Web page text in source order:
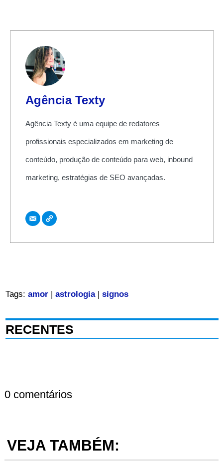
Agência Texty
Agência Texty é uma equipe de redatores
profissionais especializados em marketing de
conteúdo, produção de conteúdo para web, inbound
marketing, estratégias de SEO avançadas.
Tags: amor| astrologia| signos
RECENTES
0 comentários
VEJA TAMBÉM: